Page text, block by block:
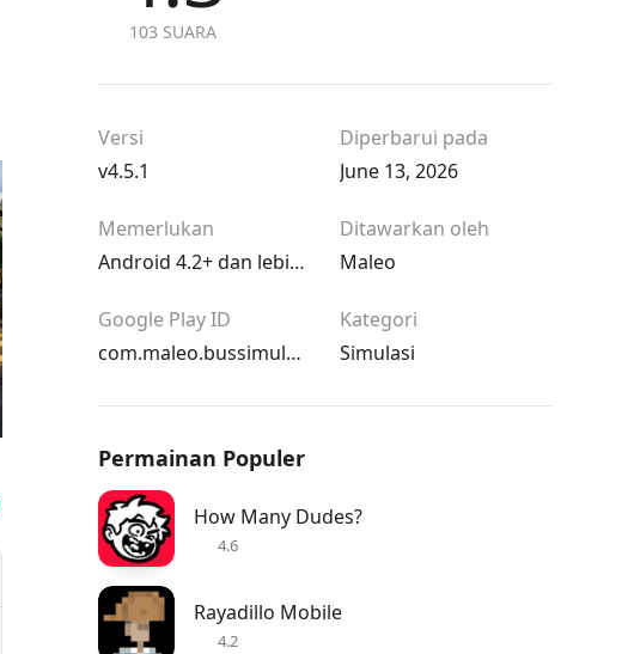
103 SUARA
Versi
v4.5.1
Diperbarui pada
June 13, 2026
Memerlukan
Android 4.2+ dan lebih tinggi
Ditawarkan oleh
Maleo
Google Play ID
com.maleo.bussimulatorid
Kategori
Simulasi
Permainan Populer
How Many Dudes?
4.6
Rayadillo Mobile
4.2